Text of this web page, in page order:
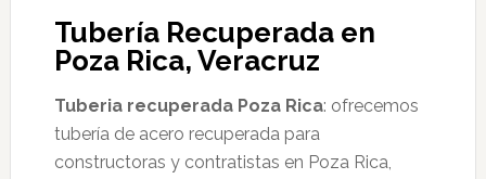
Tubería Recuperada en
Poza Rica, Veracruz
Tuberia recuperada Poza Rica: ofrecemos
tubería de acero recuperada para
constructoras y contratistas en Poza Rica,